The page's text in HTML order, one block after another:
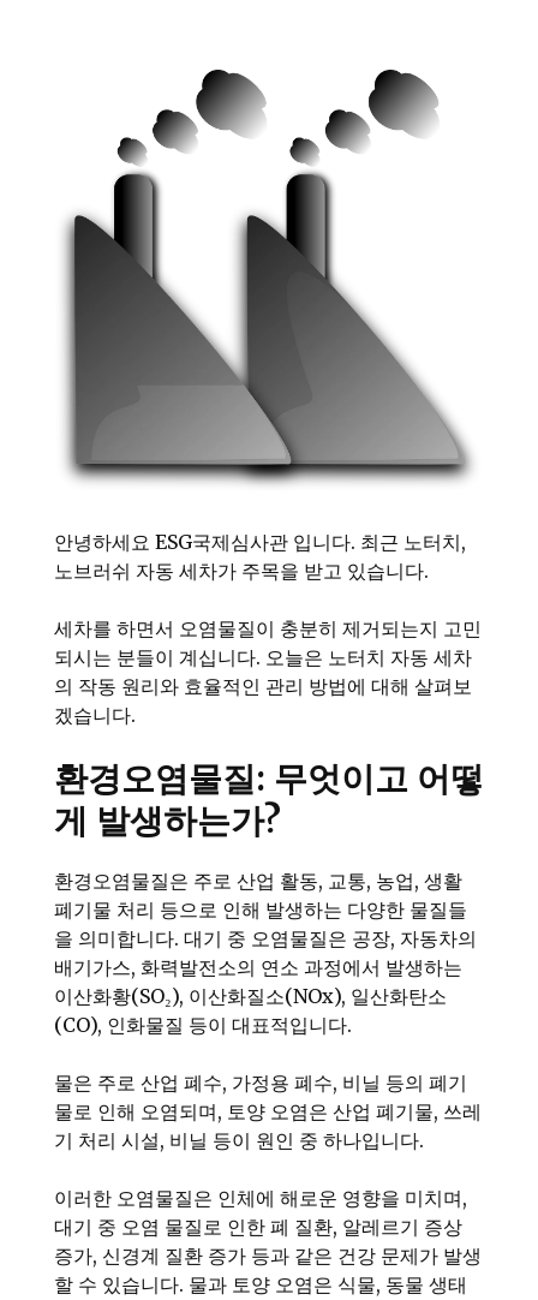
안녕하세요 ESG국제심사관 입니다. 최근 노터치,
노브러쉬 자동 세차가 주목을 받고 있습니다.
세차를 하면서 오염물질이 충분히 제거되는지 고민
되시는 분들이 계십니다. 오늘은 노터치 자동 세차
의 작동 원리와 효율적인 관리 방법에 대해 살펴보
겠습니다.
환경오염물질: 무엇이고 어떻
게 발생하는가?
환경오염물질은 주로 산업 활동, 교통, 농업, 생활
폐기물 처리 등으로 인해 발생하는 다양한 물질들
을 의미합니다. 대기 중 오염물질은 공장, 자동차의
배기가스, 화력발전소의 연소 과정에서 발생하는
이산화황(SO₂), 이산화질소(NOx), 일산화탄소
(CO), 인화물질 등이 대표적입니다.
물은 주로 산업 폐수, 가정용 폐수, 비닐 등의 폐기
물로 인해 오염되며, 토양 오염은 산업 폐기물, 쓰레
기 처리 시설, 비닐 등이 원인 중 하나입니다.
이러한 오염물질은 인체에 해로운 영향을 미치며,
대기 중 오염 물질로 인한 폐 질환, 알레르기 증상
증가, 신경계 질환 증가 등과 같은 건강 문제가 발생
할 수 있습니다. 물과 토양 오염은 식물, 동물 생태